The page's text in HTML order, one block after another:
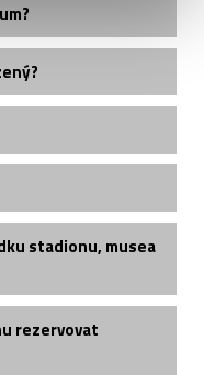
stadionu, musea
rezervovat